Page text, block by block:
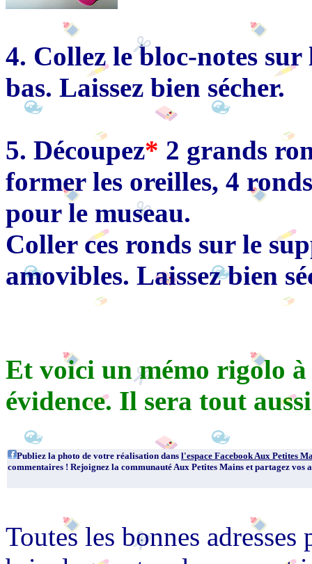
4. Collez le bloc-notes
bas. Laissez bien sécher.
5. Découpez* 2 grands
former les oreilles, 4
pour le museau.
Coller ces ronds sur le
amovibles. Laissez bien
Et voici un mémo rigolo
évidence. Il sera tout
Publiez la photo de votre réalisation dans l'espace Facebook Aux Petites
commentaires ! Rejoignez la communauté Aux Petites Mains et partagez vos
Toutes les bonnes